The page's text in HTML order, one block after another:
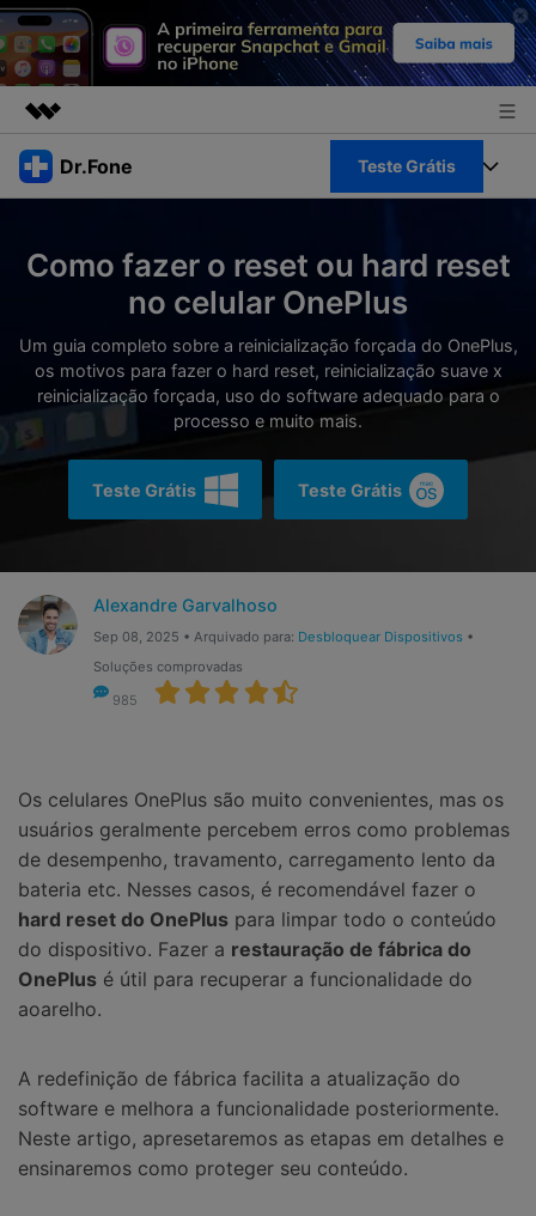
Produtos em destaque
Visão geral
Sobre nós
Sala de imprensa
Loja
Dr.Fone Teste Grátis
Veja Toolkit Completo >
Para PC
Para Celular
Online
Guia & Suporte
Ações rápidas
Recursos
Transferir Dados
Reparar Celular
Proteção do celular
Entrar
Como fazer o reset ou hard reset
no celular OnePlus
Um guia completo sobre a reinicialização forçada do OnePlus,
os motivos para fazer o hard reset, reinicialização suave x
reinicialização forçada, uso do software adequado para o
processo e muito mais.
Teste Grátis Teste Grátis
Alexandre Garvalhoso
Sep 08, 2025 • Arquivado para: Desbloquear Dispositivos•
Soluções comprovadas
985
Os celulares OnePlus são muito convenientes, mas os
usuários geralmente percebem erros como problemas
de desempenho, travamento, carregamento lento da
bateria etc. Nesses casos, é recomendável fazer o
hard reset do OnePlus para limpar todo o conteúdo
do dispositivo. Fazer a restauração de fábrica do
OnePlus é útil para recuperar a funcionalidade do
aoarelho.
A redefinição de fábrica facilita a atualização do
software e melhora a funcionalidade posteriormente.
Neste artigo, apresetaremos as etapas em detalhes e
ensinaremos como proteger seu conteúdo.